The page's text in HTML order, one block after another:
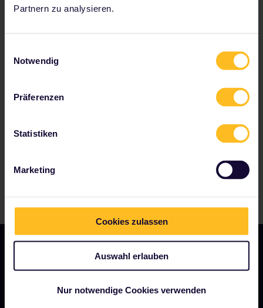
Partnern zu analysieren.
Notwendig
Präferenzen
Statistiken
Marketing
Cookies zulassen
Auswahl erlauben
Nur notwendige Cookies verwenden
Ermäßigungen mit deinem Pass erhalten